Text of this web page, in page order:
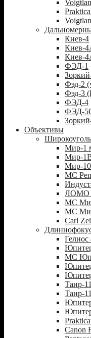
Киев-4
Киев-
Киев-
ФЭД-1
Фэд-2
Фэд-3
ФЭД-4
ФЭД-
Объективы
Мир-1
Мир-
Мир-
MC
ЛОМО
МС
МС
Carl
Гелиос
МС
Таир-
Таир-
Canon